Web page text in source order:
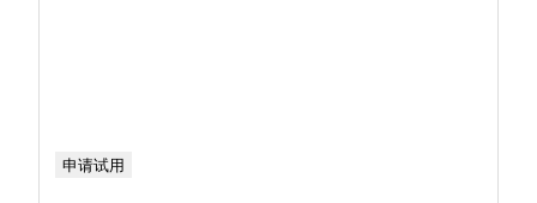
申请试用